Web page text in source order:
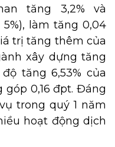
tăng 3,2% và
làm tăng 0,04
trị tăng thêm của
xây dựng tăng
tăng 6,53% của
góp 0,16 đpt. Đáng
trong quý 1 năm
hoạt động dịch